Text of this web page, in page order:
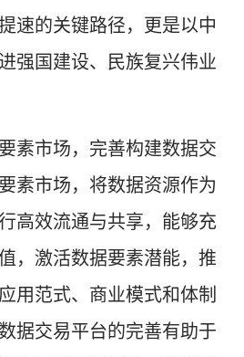
速的关键路径，更是以中
强国建设、民族复兴伟业
市场，完善构建数据交
素市场，将数据资源作为
高效流通与共享，能够充
，激活数据要素潜能，推
用范式、商业模式和体制
据交易平台的完善有助于